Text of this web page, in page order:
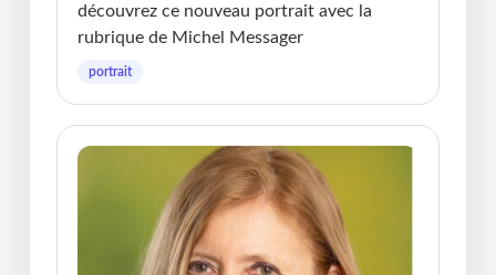
découvrez ce nouveau portrait avec la
rubrique de Michel Messager
portrait